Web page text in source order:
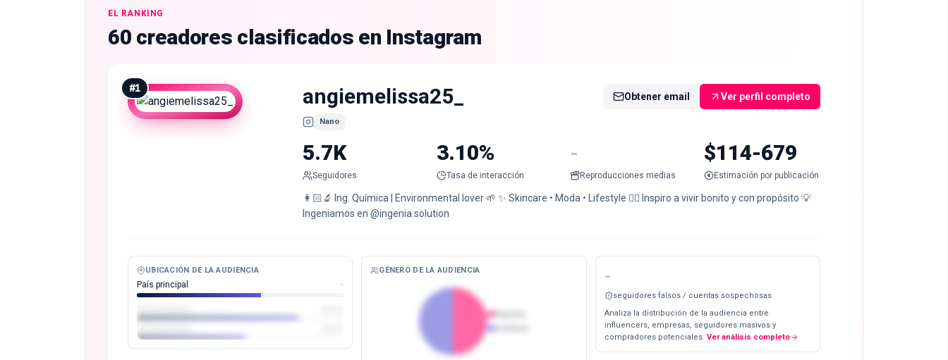
EL RANKING
60 creadores clasificados en Instagram
#1 angiemelissa25_
Nano
Obtener email Ver perfil completo
5.7K
Seguidores
3.10%
Tasa de interacción
-
Reproducciones medias
$114-679
Estimación por publicación
👩🏻‍🔬 Ing. Química | Environmental lover 🌱 ✨ Skincare • Moda • Lifestyle ❤️‍🔥 Inspiro a vivir bonito y con propósito 💡
Ingeniamos en @ingenia.solution
UBICACIÓN DE LA AUDIENCIA
País principal -
GÉNERO DE LA AUDIENCIA -
seguidores falsos / cuentas sospechosas
Analiza la distribución de la audiencia entre
influencers, empresas, seguidores masivos y
compradores potenciales. Ver análisis completo